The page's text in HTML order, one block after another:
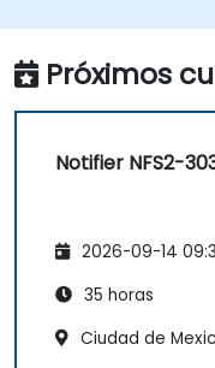
Próximos
Notifier NFS2-
2026-09-14
35 horas
Ciudad de